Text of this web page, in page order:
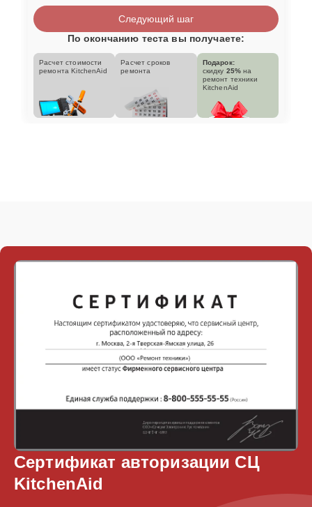
Следующий шаг
По окончанию теста вы получаете:
Расчет стоимости
ремонта KitchenAid
Расчет сроков
ремонта
Подарок:
скидку 25% на
ремонт техники
KitchenAid
Сертификат авторизации СЦ
KitchenAid